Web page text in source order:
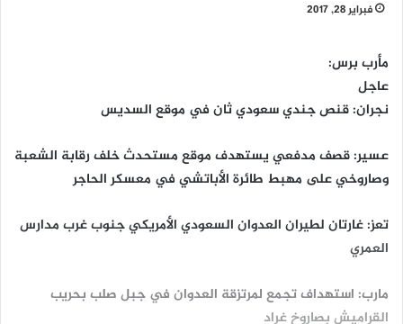
فبراير 28, 2017
مأرب برس:
عاجل
نجران: قنص جندي سعودي ثان في موقع السديس
عسير: قصف مدفعي يستهدف موقع مستحدث خلف رقابة الشعبة
وصاروخي على مهبط طائرة الأباتشي في معسكر الحاجر
تعز: غارتان لطيران العدوان السعودي الأمريكي جنوب غرب مدارس
العمري
مارب: استهداف تجمع لمرتزقة العدوان في جبل صلب بحريب
القراميش بصاروخ غراد